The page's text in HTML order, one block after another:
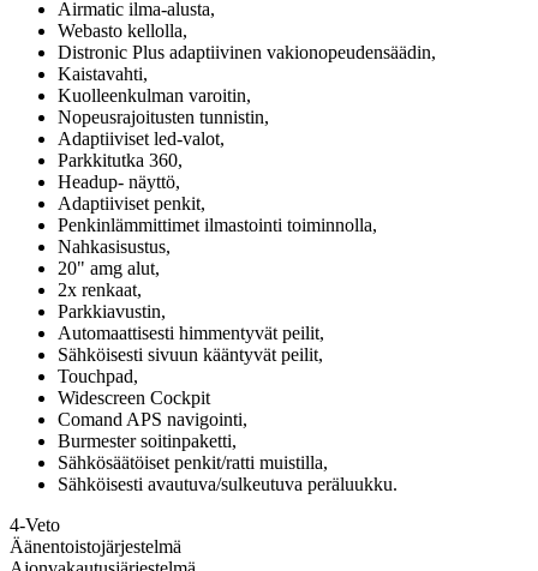
Airmatic ilma-alusta,
Webasto kellolla,
Distronic Plus adaptiivinen vakionopeudensäädin,
Kaistavahti,
Kuolleenkulman varoitin,
Nopeusrajoitusten tunnistin,
Adaptiiviset led-valot,
Parkkitutka 360,
Headup- näyttö,
Adaptiiviset penkit,
Penkinlämmittimet ilmastointi toiminnolla,
Nahkasisustus,
20" amg alut,
2x renkaat,
Parkkiavustin,
Automaattisesti himmentyvät peilit,
Sähköisesti sivuun kääntyvät peilit,
Touchpad,
Widescreen Cockpit
Comand APS navigointi,
Burmester soitinpaketti,
Sähkösäätöiset penkit/ratti muistilla,
Sähköisesti avautuva/sulkeutuva peräluukku.
4-Veto
Äänentoistojärjestelmä